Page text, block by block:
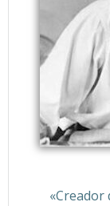
«Creador